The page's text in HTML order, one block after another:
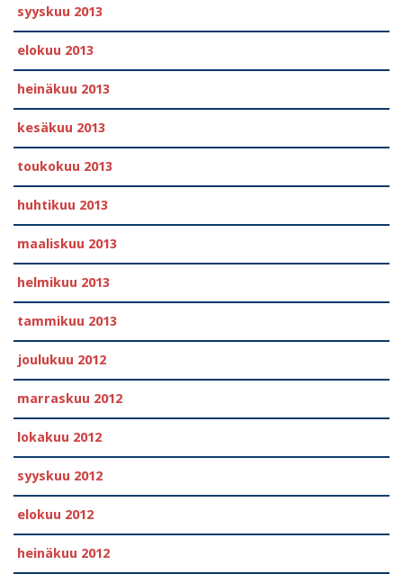
syyskuu 2013
elokuu 2013
heinäkuu 2013
kesäkuu 2013
toukokuu 2013
huhtikuu 2013
maaliskuu 2013
helmikuu 2013
tammikuu 2013
joulukuu 2012
marraskuu 2012
lokakuu 2012
syyskuu 2012
elokuu 2012
heinäkuu 2012